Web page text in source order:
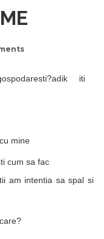
iti
mine
cum sa fac
am intentia sa spal si